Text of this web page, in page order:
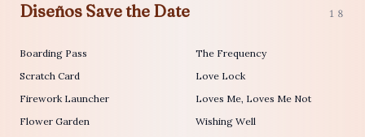
Diseños Save the Date 18
Boarding Pass
Scratch Card
Firework Launcher
Flower Garden
The Frequency
Love Lock
Loves Me, Loves Me Not
Wishing Well